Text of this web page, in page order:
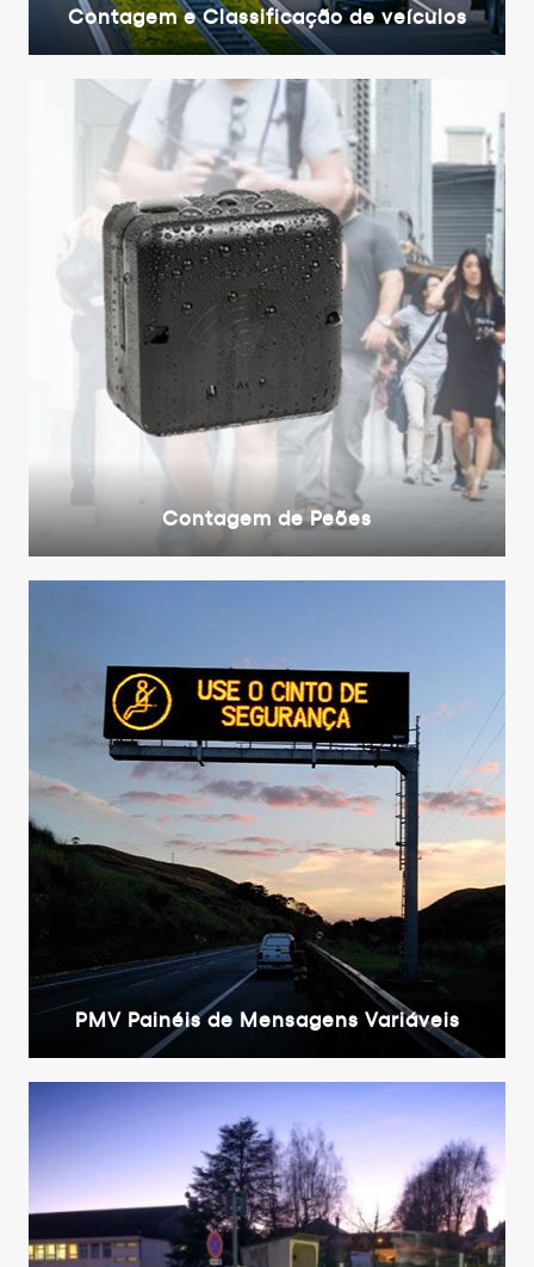
Contagem e Classificação de veículos
Contagem de Peões
PMV Painéis de Mensagens Variáveis